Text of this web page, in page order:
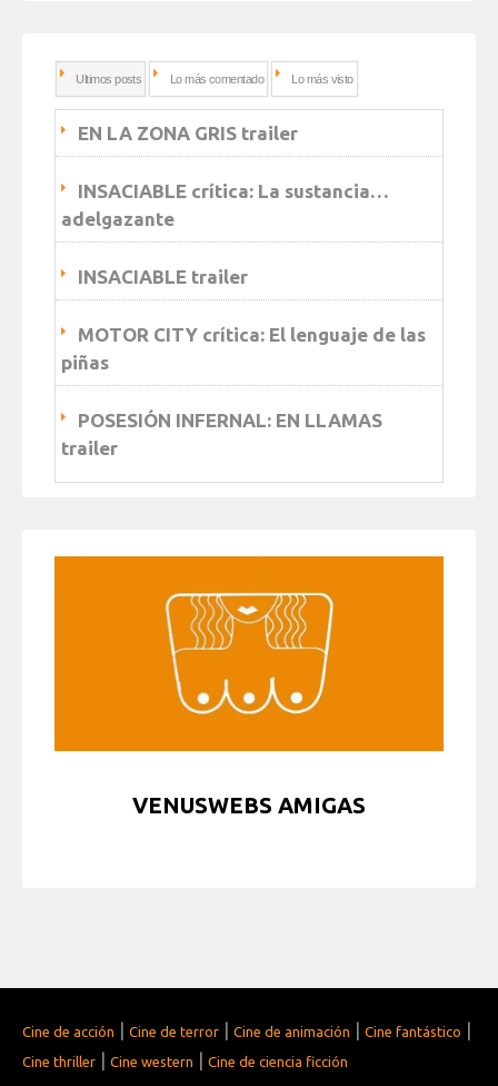
Ultimos posts Lo más comentado Lo más visto
EN LA ZONA GRIS trailer
INSACIABLE crítica: La sustancia…
adelgazante
INSACIABLE trailer
MOTOR CITY crítica: El lenguaje de las
piñas
POSESIÓN INFERNAL: EN LLAMAS
trailer
VENUSWEBS AMIGAS
Cine de acción | Cine de terror | Cine de animación | Cine fantástico |
Cine thriller | Cine western | Cine de ciencia ficción